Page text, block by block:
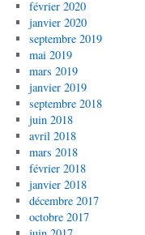
février 2020
janvier 2020
septembre 2019
mai 2019
mars 2019
janvier 2019
septembre 2018
juin 2018
avril 2018
mars 2018
février 2018
janvier 2018
décembre 2017
octobre 2017